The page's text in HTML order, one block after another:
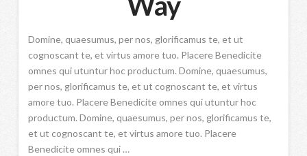
Domine, quaesumus, per nos, glorificamus te, et ut
cognoscant te, et virtus amore tuo. Placere Benedicite
omnes qui utuntur hoc productum. Domine, quaesumus,
per nos, glorificamus te, et ut cognoscant te, et virtus
amore tuo. Placere Benedicite omnes qui utuntur hoc
productum. Domine, quaesumus, per nos, glorificamus te,
et ut cognoscant te, et virtus amore tuo. Placere
Benedicite omnes qui …